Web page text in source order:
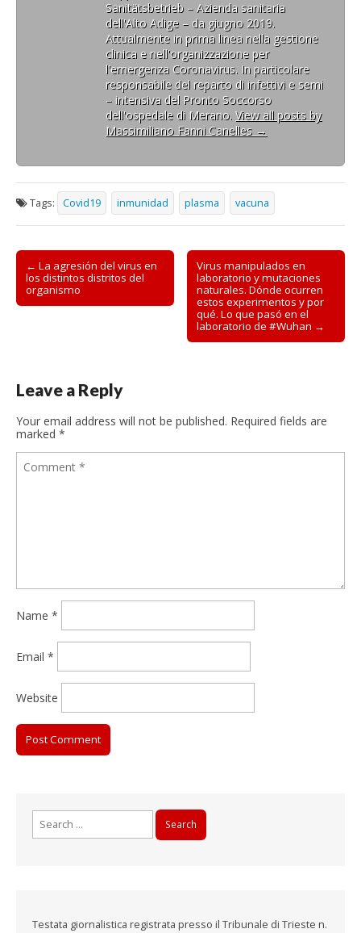
Sanitätsbetrieb – Azienda sanitaria
dell'Alto Adige – da giugno 2019.
Attualmente in prima linea nella gestione
clinica e nell'organizzazione per
l'emergenza Coronavirus. In particolare
responsabile del reparto di infettivi e semi
– intensiva del Pronto Soccorso
dell'ospedale di Merano. View all posts by
Massimiliano Fanni Canelles →
Tags: Covid19 inmunidad plasma vacuna
Post
navigation
← La agresión del virus en
los distintos distritos del
organismo
Virus manipulados en
laboratorio y mutaciones
naturales. Dónde ocurren
estos experimentos y por
qué. Lo que pasó en el
laboratorio de #Wuhan →
Leave a Reply
Your email address will not be published. Required fields are
marked *
Name *
Email *
Website
Testata giornalistica registrata presso il Tribunale di Trieste n.